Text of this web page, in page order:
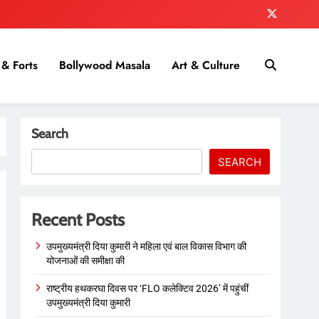
Forts Bollywood Masala Art & Culture
Search
SEARCH
Recent Posts
उपमुख्यमंत्री दिया कुमारी ने महिला एवं बाल विकास विभाग की
योजनाओं की समीक्षा की
राष्ट्रीय हथकरघा दिवस पर ‘FLO कलेक्टिव 2026’ में पहुंचीं
उपमुख्यमंत्री दिया कुमारी